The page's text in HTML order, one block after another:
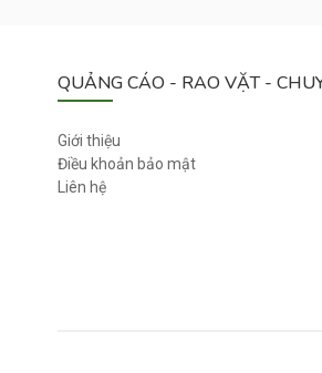
P
Ụ
N
Ữ
QUẢNG CÁO - RAO VẶT -
Giới thiệu
Điều khoản bảo mật
Liên hệ